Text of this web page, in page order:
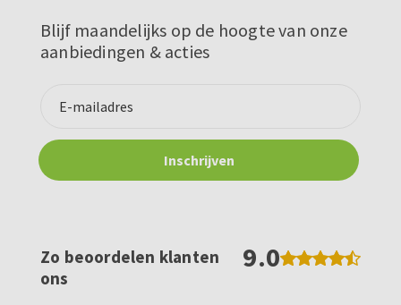
Blijf maandelijks op de hoogte van onze
aanbiedingen & acties
Zo beoordelen klanten
ons
9.0